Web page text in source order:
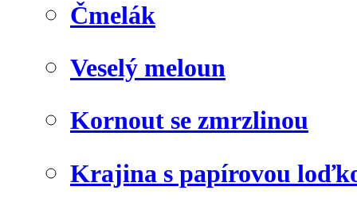
Čmelák
Veselý meloun
Kornout se zmrzlinou
Krajina s papírovou